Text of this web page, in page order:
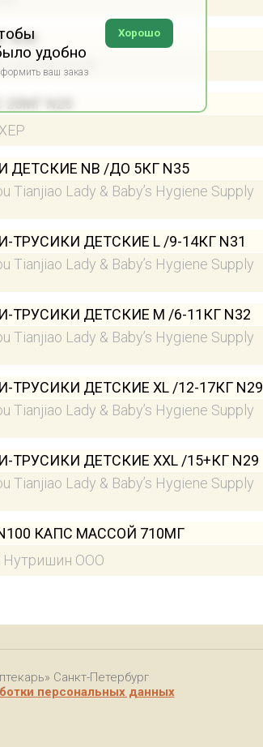
N50
СИБИРСКИЙ
ДЕТСКИЕ NB /ДО 5КГ N35
Tianjiao Lady & Baby’s Hygiene Supply
ТРУСИКИ ДЕТСКИЕ L /9-14КГ N31
Tianjiao Lady & Baby’s Hygiene Supply
ТРУСИКИ ДЕТСКИЕ M /6-11КГ N32
Tianjiao Lady & Baby’s Hygiene Supply
ТРУСИКИ ДЕТСКИЕ XL /12-17КГ N29
Tianjiao Lady & Baby’s Hygiene Supply
ТРУСИКИ ДЕТСКИЕ XXL /15+КГ N29
Tianjiao Lady & Baby’s Hygiene Supply
КАПС МАССОЙ 710МГ
Нутришин ООО
Санкт-Петербург
персональных данных
Хорошо
удобно
ваш заказ